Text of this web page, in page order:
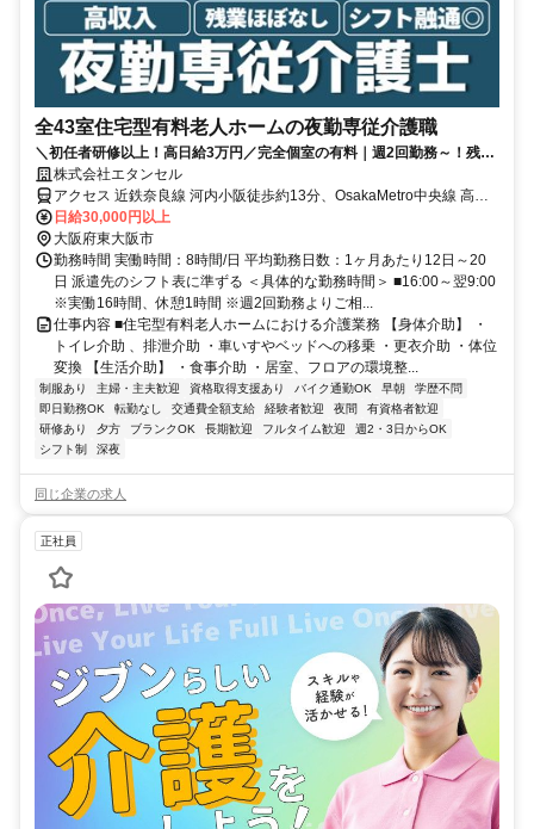
全43室住宅型有料老人ホームの夜勤専従介護職
＼初任者研修以上！高日給3万円／完全個室の有料｜週2回勤務～！残業
ほぼなし｜交通費全額支給｜バイク・自転車通勤OK
株式会社エタンセル
アクセス 近鉄奈良線 河内小阪徒歩約13分、OsakaMetro中央線 高井
田（Osaka3番口徒歩約15分、ＪＲおおさか東線 高井田中央徒歩約17
分 【勤務地最寄駅】近鉄奈良線「河内小阪」駅より徒歩12分
日給30,000円以上
大阪府東大阪市
勤務時間 実働時間：8時間/日 平均勤務日数：1ヶ月あたり12日～20
日 派遣先のシフト表に準ずる ＜具体的な勤務時間＞ ■16:00～翌9:00
※実働16時間、休憩1時間 ※週2回勤務よりご相...
仕事内容 ■住宅型有料老人ホームにおける介護業務 【身体介助】 ・
トイレ介助 、排泄介助 ・車いすやベッドへの移乗 ・更衣介助 ・体位
変換 【生活介助】 ・食事介助 ・居室、フロアの環境整...
制服あり 主婦・主夫歓迎 資格取得支援あり バイク通勤OK 早朝
学歴不問
即日勤務OK
転勤なし 交通費全額支給 経験者歓迎 夜間
有資格者歓迎
研修あり
夕方 ブランクOK 長期歓迎 フルタイム歓迎
週2・3日からOK
シフト制
深夜
同じ企業の求人
正社員